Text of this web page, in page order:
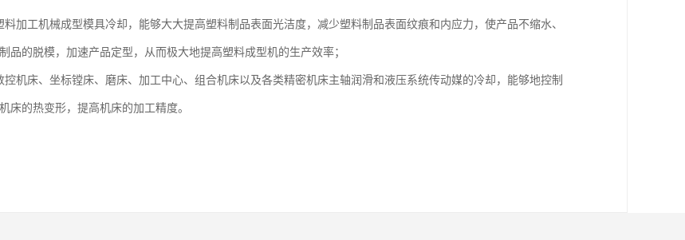
料加工机械成型模具冷却，能够大大提高塑料制品表面光洁度，减少塑料制品表面纹痕和内应力，使产品不缩水、
品的脱模，加速产品定型，从而极大地提高塑料成型机的生产效率；
控机床、坐标镗床、磨床、加工中心、组合机床以及各类精密机床主轴润滑和液压系统传动媒的冷却，能够地控制
床的热变形，提高机床的加工精度。